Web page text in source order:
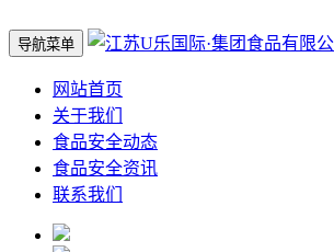
导航菜单
网站首页
关于我们
食品安全动态
食品安全资讯
联系我们